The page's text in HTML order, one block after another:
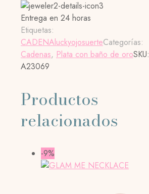
Entrega en 24 horas
Etiquetas:
CADENAluckyojosuerteCategorías:
Cadenas, Plata con baño de oroSKU:
A23069
Productos
relacionados
-9%